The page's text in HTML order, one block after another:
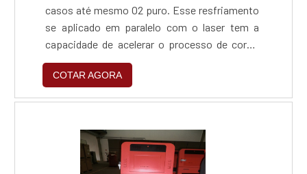
casos até mesmo O2 puro. Esse resfriamento
se aplicado em paralelo com o laser tem a
capacidade de acelerar o processo de corte.
Existem, é claro, lasers mais potentes, mas
estes utilizam um método conhecido com
laser fibra. Alguns outros detalhes a respeito
galvanizado; As de corte para metal tem perfil
aberto; Devem pos....
COTAR AGORA